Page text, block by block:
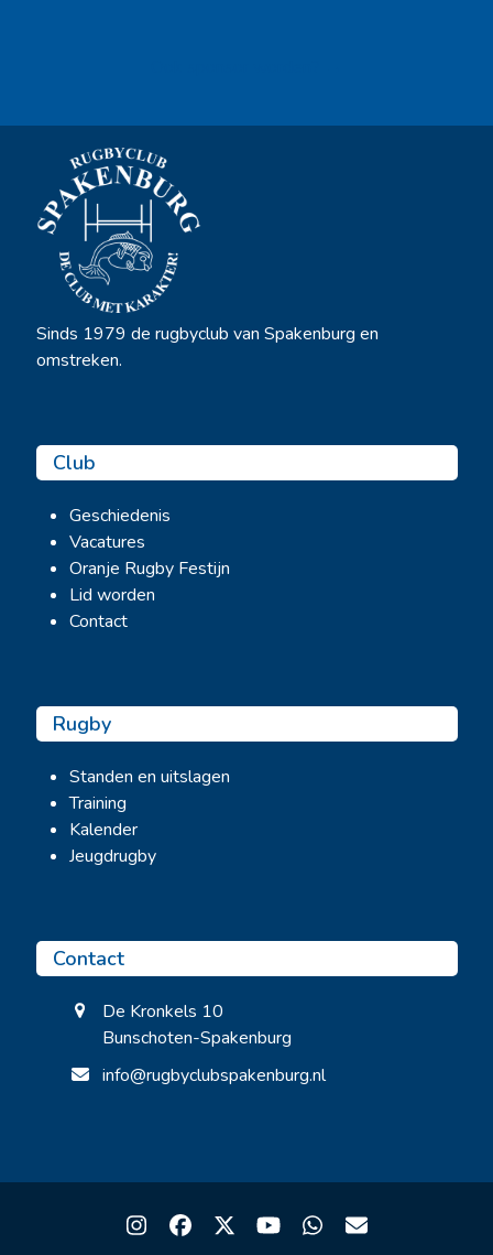
Sinds 1979 de rugbyclub van Spakenburg en
omstreken.
Club
Geschiedenis
Vacatures
Oranje Rugby Festijn
Lid worden
Contact
Rugby
Standen en uitslagen
Training
Kalender
Jeugdrugby
Contact
De Kronkels 10
Bunschoten-Spakenburg
info@rugbyclubspakenburg.nl
Instagram
Facebook
TwitterYouTubeWhatsapp
Email